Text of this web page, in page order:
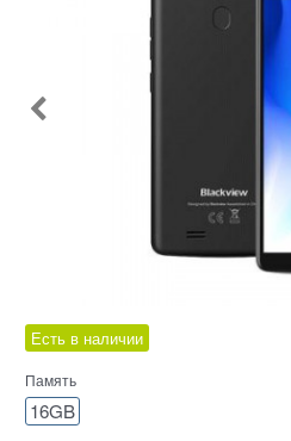
Есть в наличии
Память
16GB